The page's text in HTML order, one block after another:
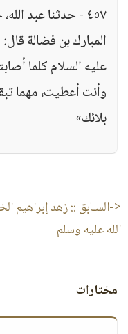
٤٥٧ - حدثنا عبد
المبارك بن فضالة
عليه السلام كلما
وأنت أعطيت، مهما
بلائك»
<-السـابق ::زهد إبراهيم
الله عليه وسلم
مختارات